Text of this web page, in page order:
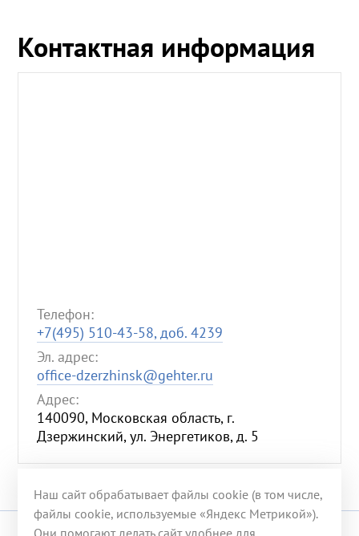
Контактная информация
Телефон:
+7(495) 510-43-58, доб. 4239
Эл. адрес:
office-dzerzhinsk@gehter.ru
Адрес:
140090, Московская область, г.
Дзержинский, ул. Энергетиков, д. 5
Наш сайт обрабатывает файлы cookie (в том числе,
файлы cookie, используемые «Яндекс Метрикой»).
Они помогают делать сайт удобнее для